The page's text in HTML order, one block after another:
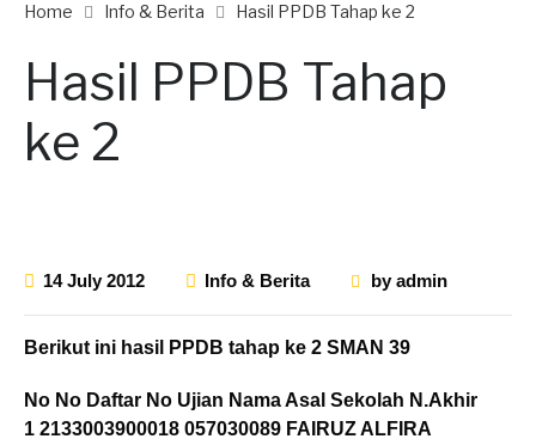
Home Info & Berita Hasil PPDB Tahap ke 2
Hasil PPDB Tahap
ke 2
14 July 2012 Info & Berita byadmin
Berikut ini hasil PPDB tahap ke 2 SMAN 39
No No Daftar No Ujian Nama Asal Sekolah N.Akhir
1 2133003900018 057030089 FAIRUZ ALFIRA